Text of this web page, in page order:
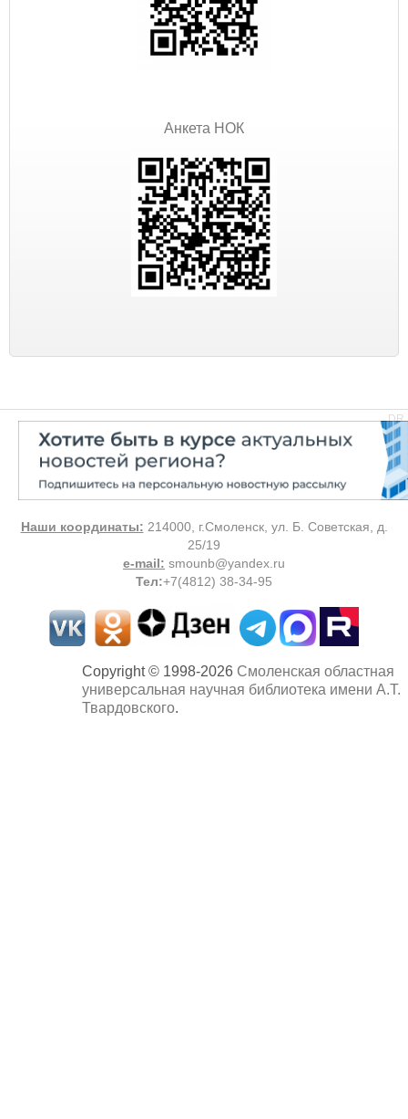
Анкета НОК
DR
Наши координаты: 214000, г.Смоленск, ул. Б. Советская, д.
25/19
e-mail: smounb@yandex.ru
Тел:+7(4812) 38-34-95
Copyright © 1998-2026 Смоленская областная
универсальная научная библиотека имени А.Т.
Твардовского.